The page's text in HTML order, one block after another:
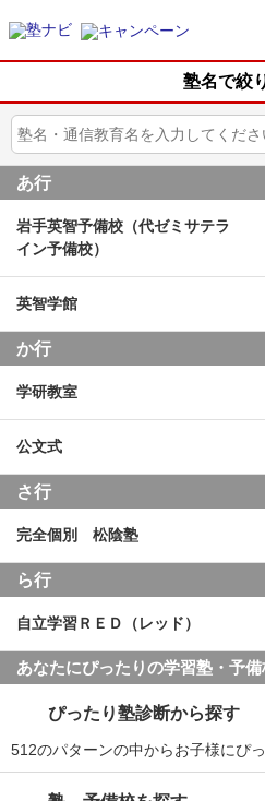
塾名で絞
あ行
岩手英智予備校（代ゼミサテラ
イン予備校）
英智学館
か行
学研教室
公文式
さ行
完全個別 松陰塾
ら行
自立学習ＲＥＤ（レッド）
あなたにぴったりの学習塾・予
ぴったり塾診断から探す
512のパターンの中からお子様にぴ